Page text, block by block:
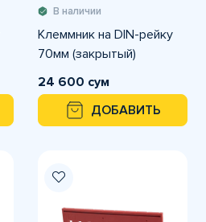
В наличии
Клеммник на DIN-рейку
70мм (закрытый)
24 600 сум
ДОБАВИТЬ